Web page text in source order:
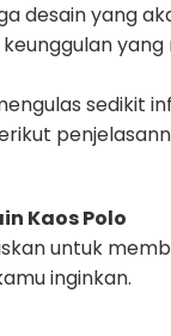
desain yang
sedikit
Kaos Polo
untuk
inginkan.